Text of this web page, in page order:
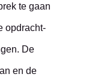
te gaan
opdracht-
De
en de